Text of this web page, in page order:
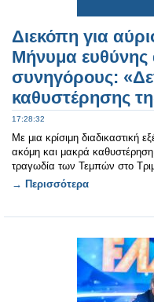
Διεκόπη για
Μήνυμα ευθύνης
συνηγόρους:
καθυστέρησης
17:28:32
Με μια κρίσιμη διαδικαστική
ακόμη και μακρά
τραγωδία των Τεμπών στο
→ Περισσότερα